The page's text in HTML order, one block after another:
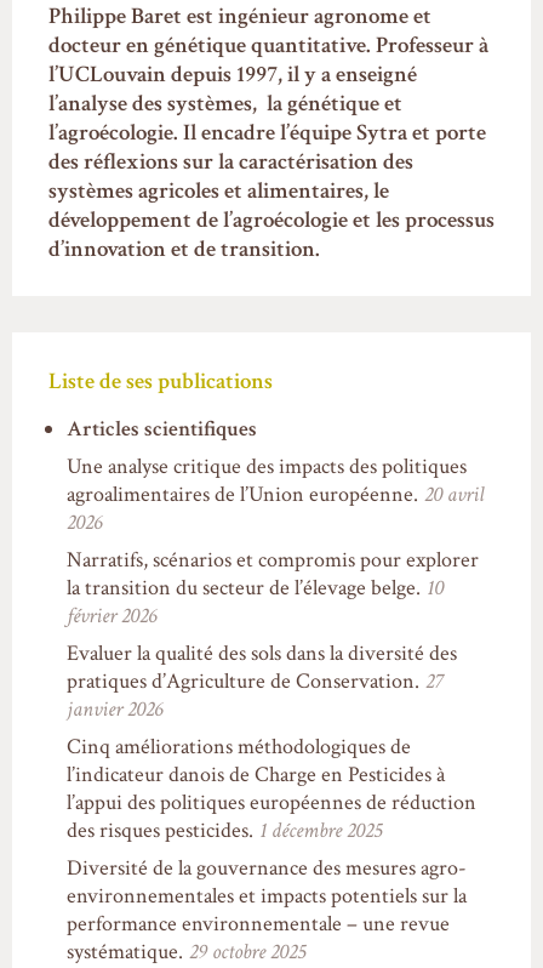
Philippe Baret est ingénieur agronome et
docteur en génétique quantitative. Professeur à
l’UCLouvain depuis 1997, il y a enseigné
l’analyse des systèmes, la génétique et
l’agroécologie. Il encadre l’équipe Sytra et porte
des réflexions sur la caractérisation des
systèmes agricoles et alimentaires, le
développement de l’agroécologie et les processus
d’innovation et de transition.
Liste de ses publications
Articles scientifiques
Une analyse critique des impacts des politiques
agroalimentaires de l’Union européenne. 20 avril
2026
Narratifs, scénarios et compromis pour explorer
la transition du secteur de l’élevage belge. 10
février 2026
Evaluer la qualité des sols dans la diversité des
pratiques d’Agriculture de Conservation. 27
janvier 2026
Cinq améliorations méthodologiques de
l’indicateur danois de Charge en Pesticides à
l’appui des politiques européennes de réduction
des risques pesticides. 1 décembre 2025
Diversité de la gouvernance des mesures agro-
environnementales et impacts potentiels sur la
performance environnementale – une revue
systématique. 29 octobre 2025